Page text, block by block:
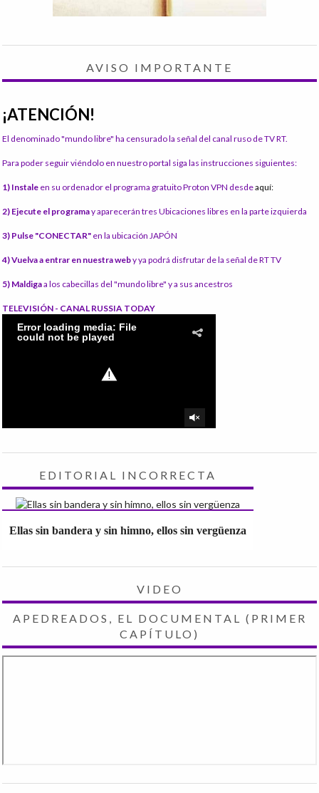
AVISO IMPORTANTE
¡ATENCIÓN!
El denominado "mundo libre" ha censurado la señal del canal ruso de TV RT.
Para poder seguir viéndolo en nuestro portal siga las instrucciones siguientes:
1) Instale en su ordenador el programa gratuito Proton VPN desdeaquí:
2) Ejecute el programay aparecerán tres Ubicaciones libres en la parte izquierda
3) Pulse "CONECTAR" en la ubicación JAPÓN
4) Vuelva a entrar en nuestra weby ya podrá disfrutar de la señal de RT TV
5) Maldigaa los cabecillas del "mundo libre" y a sus ancestros
TELEVISIÓN - CANAL RUSSIA TODAY
EDITORIAL INCORRECTA
Ellas sin bandera y sin himno, ellos sin vergüenza
VIDEO
APEDREADOS, EL DOCUMENTAL (PRIMER
CAPÍTULO)